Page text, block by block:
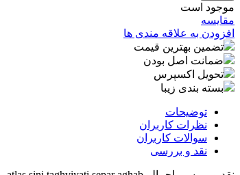
موجود است
مقایسه
افزودن به علاقه مندی ها
تضمین بهترین قیمت
ضمانت اصل بودن
تحویل اکسپرس
بسته بندی زیبا
توضیحات
نظرات کاربران
سوالات کاربران
نقد و بررسی